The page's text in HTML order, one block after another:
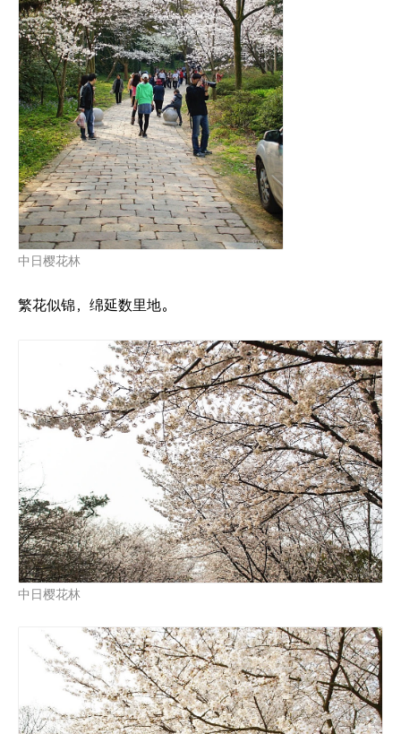
中日樱花林
繁花似锦，绵延数里地。
中日樱花林